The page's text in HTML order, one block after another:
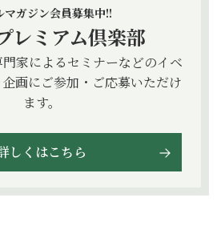
マガジン会員募集中!!
レミアム倶楽部
家によるセミナーなどのイベ
画にご参加・ご応募いただけ
ます。
しくはこちら